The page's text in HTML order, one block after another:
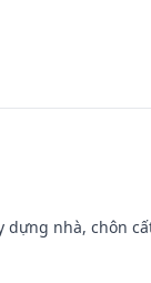
dựng nhà, chôn